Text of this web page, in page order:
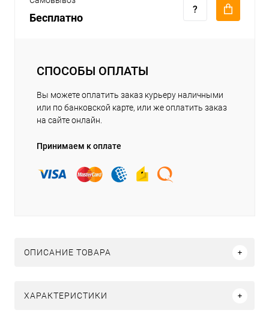
Бесплатно
СПОСОБЫ ОПЛАТЫ
Вы можете оплатить заказ курьеру наличными
или по банковской карте, или же оплатить заказ
на сайте онлайн.
Принимаем к оплате
ОПИСАНИЕ ТОВАРА
ХАРАКТЕРИСТИКИ